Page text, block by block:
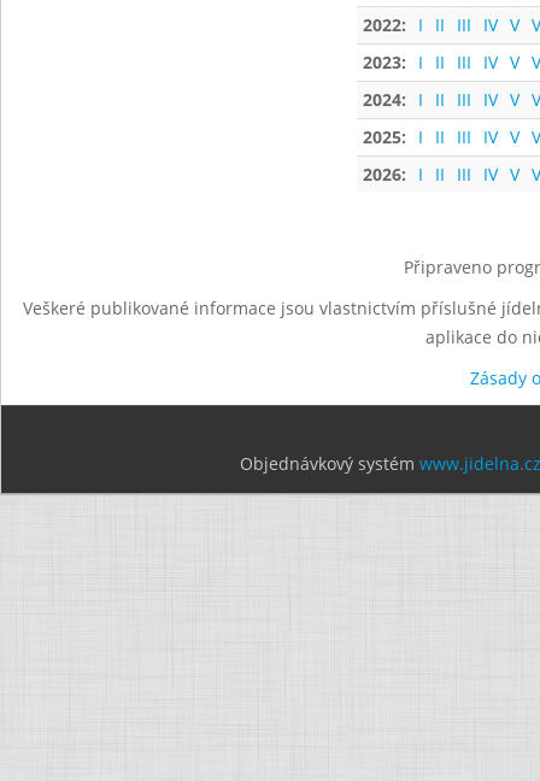
2022:
I II III IV V
2023:
I II III IV V
2024:
I II III IV V
2025:
I II III IV V
2026:
I II III IV V
Připraveno
Veškeré publikované informace jsou vlastnictvím příslušné
aplikace do
Zásady
Objednávkový systém www.jidelna.cz